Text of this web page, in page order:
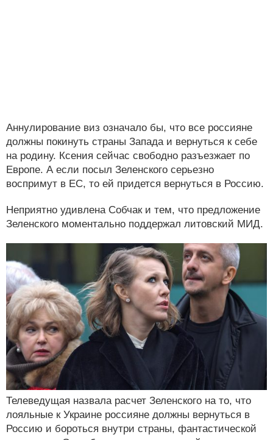
Аннулирование виз означало бы, что все россияне
должны покинуть страны Запада и вернуться к себе
на родину. Ксения сейчас свободно разъезжает по
Европе. А если посыл Зеленского серьезно
воспримут в ЕС, то ей придется вернуться в Россию.
Неприятно удивлена Собчак и тем, что предложение
Зеленского моментально поддержал литовский МИД.
Телеведущая назвала расчет Зеленского на то, что
лояльные к Украине россияне должны вернуться в
Россию и бороться внутри страны, фантастической